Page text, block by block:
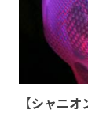
【シャニ